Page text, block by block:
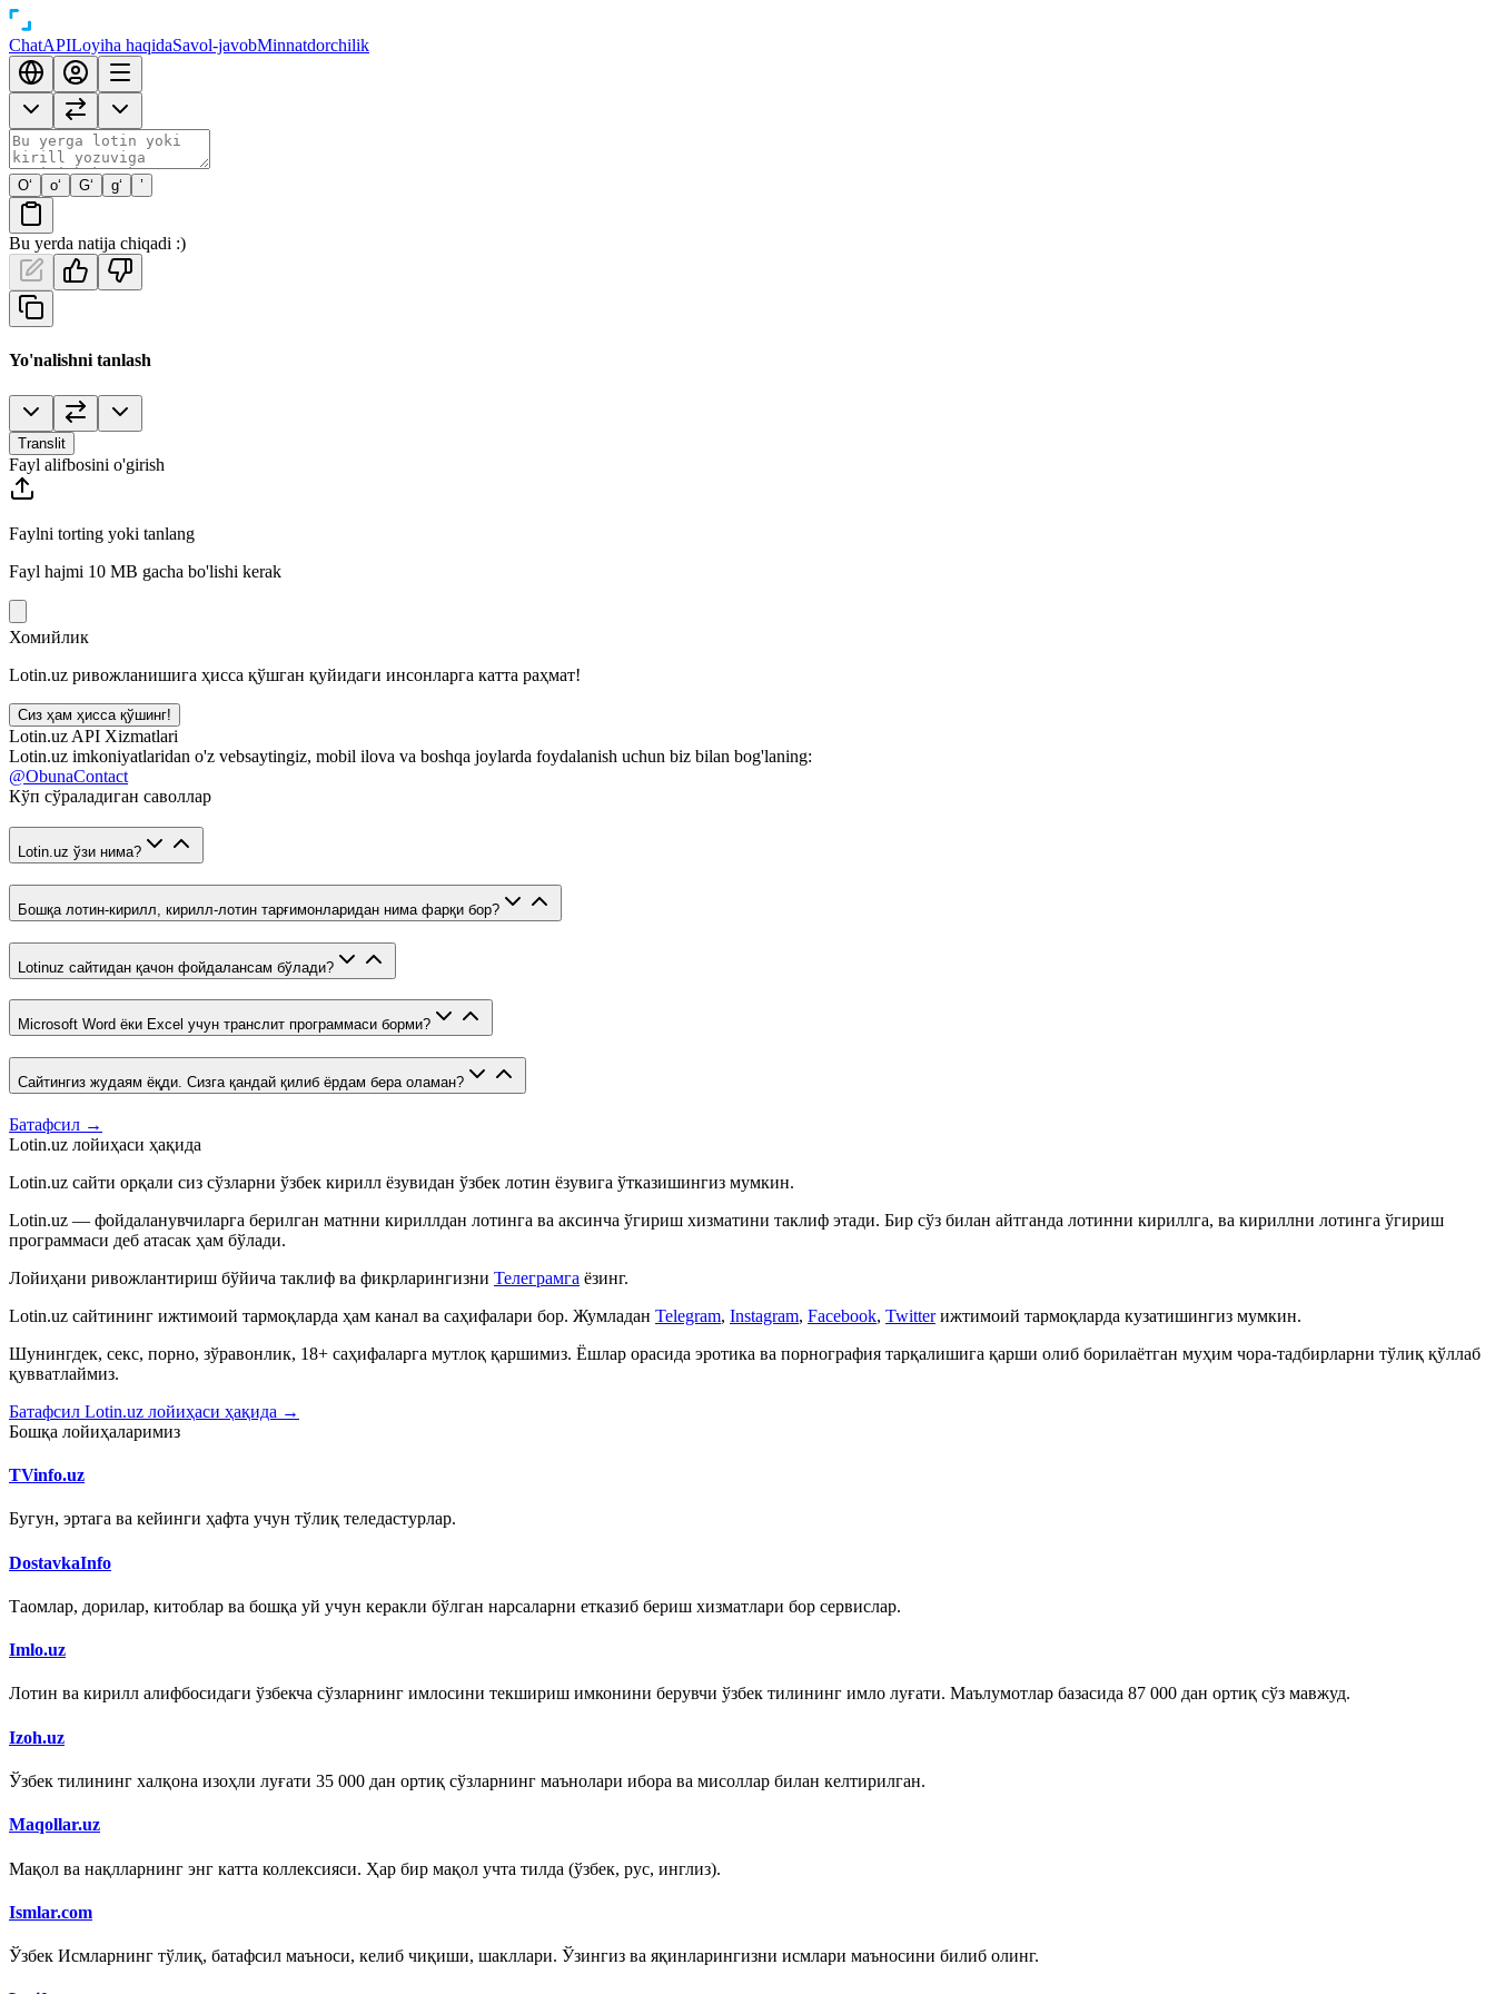
ChatAPILoyiha haqidaSavol-javobMinnatdorchilik
O‘ o‘ G‘ g‘ ’
Bu yerda natija chiqadi :)
Yo'nalishni tanlash
Translit
Fayl alifbosini o'girish
Faylni torting yoki tanlang
Fayl hajmi 10 MB gacha bo'lishi kerak
Хомийлик
Lotin.uz ривожланишига ҳисса қўшган қуйидаги инсонларга катта раҳмат!
Сиз ҳам ҳисса қўшинг!
Lotin.uz API Xizmatlari
Lotin.uz imkoniyatlaridan o'z vebsaytingiz, mobil ilova va boshqa joylarda foydalanish uchun biz bilan bog'laning:
@ObunaContact
Кўп сўраладиган саволлар
Lotin.uz ўзи нима?
Бошқа лотин-кирилл, кирилл-лотин тарғимонларидан нима фарқи бор?
Lotinuz сайтидан қачон фойдалансам бўлади?
Microsoft Word ёки Excel учун транслит программаси борми?
Сайтингиз жудаям ёқди. Сизга қандай қилиб ёрдам бера оламан?
Батафсил →
Lotin.uz лойиҳаси ҳақида
Lotin.uz сайти орқали сиз сўзларни ўзбек кирилл ёзувидан ўзбек лотин ёзувига ўтказишингиз мумкин.
Lotin.uz — фойдаланувчиларга берилган матнни кириллдан лотинга ва аксинча ўгириш хизматини таклиф этади. Бир сўз билан айтганда лотинни кириллга, ва кириллни лотинга ўгириш
программаси деб атасак ҳам бўлади.
Лойиҳани ривожлантириш бўйича таклиф ва фикрларингизни Телеграмга ёзинг.
Lotin.uz сайтининг ижтимоий тармоқларда ҳам канал ва саҳифалари бор. Жумладан Telegram, Instagram, Facebook, Twitter ижтимоий тармоқларда кузатишингиз мумкин.
Шунингдек, секс, порно, зўравонлик, 18+ саҳифаларга мутлоқ қаршимиз. Ёшлар орасида эротика ва порнография тарқалишига қарши олиб борилаётган муҳим чора-тадбирларни тўлиқ қўллаб
қувватлаймиз.
Батафсил Lotin.uz лойиҳаси ҳақида →
Бошқа лойиҳаларимиз
TVinfo.uz
Бугун, эртага ва кейинги ҳафта учун тўлиқ теледастурлар.
DostavkaInfo
Таомлар, дорилар, китоблар ва бошқа уй учун керакли бўлган нарсаларни етказиб бериш хизматлари бор сервислар.
Imlo.uz
Лотин ва кирилл алифбосидаги ўзбекча сўзларнинг имлосини текшириш имконини берувчи ўзбек тилининг имло луғати. Маълумотлар базасида 87 000 дан ортиқ сўз мавжуд.
Izoh.uz
Ўзбек тилининг халқона изоҳли луғати 35 000 дан ортиқ сўзларнинг маънолари ибора ва мисоллар билан келтирилган.
Maqollar.uz
Мақол ва нақлларнинг энг катта коллексияси. Ҳар бир мақол учта тилда (ўзбек, рус, инглиз).
Ismlar.com
Ўзбек Исмларнинг тўлиқ, батафсил маъноси, келиб чиқиши, шакллари. Ўзингиз ва яқинларингизни исмлари маъносини билиб олинг.